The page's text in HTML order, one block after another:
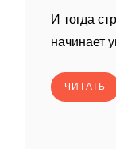
И тогда
начинает
ЧИТАТЬ